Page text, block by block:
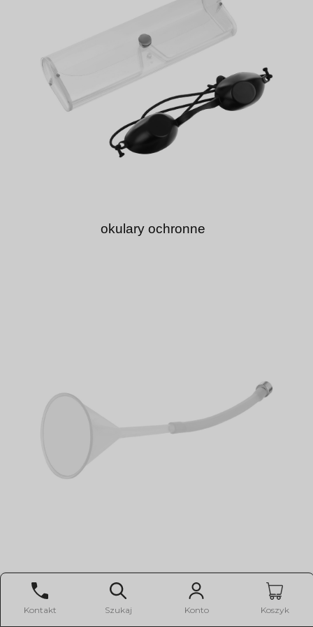
okulary ochronne
lejek do wody chłodzącej
Kontakt Szukaj Konto Koszyk